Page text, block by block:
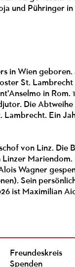
und Pühringer
in Wien
St.
in Rom.
Die
Lambrecht. Ein
von Linz. Die
Mariendom.
Wagner
Sein
ist Maximilian
Freundeskreis
Spenden